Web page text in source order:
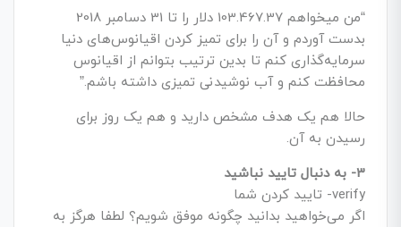
“من می­خواهم 103.467.37 دلار را تا 31 دسامبر 2018
بدست آوردم و آن را برای تمیز کردن اقیانوس‌های دنیا
سرمایه­‌گذاری کنم تا بدین ترتیب بتوانم از اقیانوس
محافظت کنم و آب نوشیدنی تمیزی داشته باشم.”
حالا هم یک هدف مشخص دارید و هم یک روز برای
رسیدن به آن.
3- به دنبال تایید نباشید
verify- تایید کردن شما
اگر می‌خواهید بدانید چگونه موفق شویم؟ لطفا هرگز به